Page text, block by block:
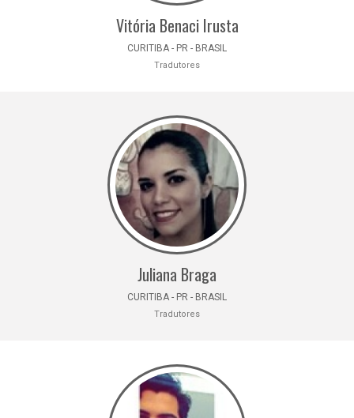
Vitória Benaci Irusta
CURITIBA - PR - BRASIL
Tradutores
Juliana Braga
CURITIBA - PR - BRASIL
Tradutores